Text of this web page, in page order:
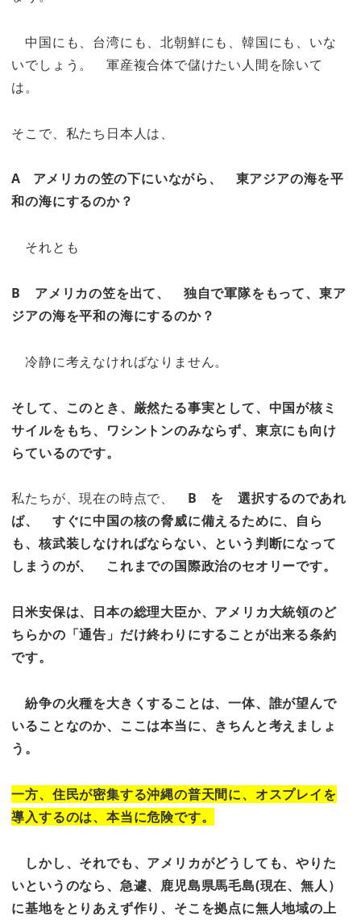
中国にも、台湾にも、北朝鮮にも、韓国にも、いな
いでしょう。 軍産複合体で儲けたい人間を除いて
は。
そこで、私たち日本人は、
A アメリカの笠の下にいながら、 東アジアの海を平
和の海にするのか？
それとも
B アメリカの笠を出て、 独自で軍隊をもって、東ア
ジアの海を平和の海にするのか？
冷静に考えなければなりません。
そして、このとき、厳然たる事実として、中国が核ミ
サイルをもち、ワシントンのみならず、東京にも向け
らているのです。
私たちが、現在の時点で、
B を 選択するのであれ
ば、 すぐに中国の核の脅威に備えるために、自ら
も、核武装しなければならない、という判断になって
しまうのが、 これまでの国際政治のセオリーです。
日米安保は、日本の総理大臣か、アメリカ大統領のど
ちらかの「通告」だけ終わりにすることが出来る条約
です。
紛争の火種を大きくすることは、一体、誰が望んで
いることなのか、ここは本当に、きちんと考えましょ
う。
一方、住民が密集する沖縄の普天間に、オスプレイを
導入するのは、本当に危険です。
しかし、それでも、アメリカがどうしても、やりた
いというのなら、急遽、鹿児島県馬毛島(現在、無人）
に基地をとりあえず作り、そこを拠点に無人地域の上